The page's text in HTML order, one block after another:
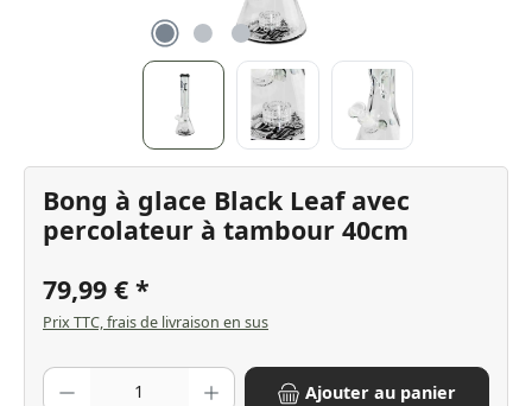
Bong à glace Black Leaf avec
percolateur à tambour 40cm
79,99 €
Prix TTC, frais de livraison en sus
Quantité de produit : Entrez la quantité souhaitée ou utilisez les
Ajouter au panier